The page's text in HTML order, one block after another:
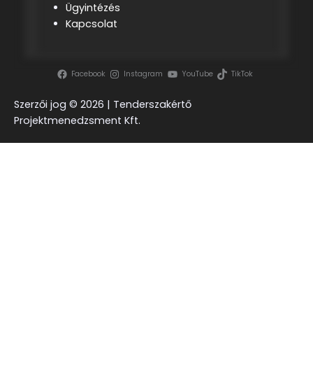
Ügyintézés
Kapcsolat
Facebook Instagram YouTube TikTok
Szerzői jog © 2026 | Tenderszakértő
Projektmenedzsment Kft.